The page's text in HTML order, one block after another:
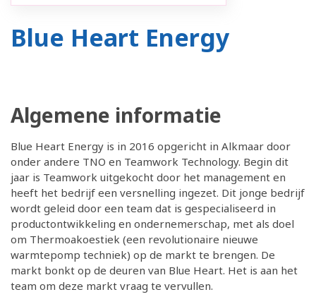
Blue Heart Energy
Algemene informatie
Blue Heart Energy is in 2016 opgericht in Alkmaar door
onder andere TNO en Teamwork Technology. Begin dit
jaar is Teamwork uitgekocht door het management en
heeft het bedrijf een versnelling ingezet. Dit jonge bedrijf
wordt geleid door een team dat is gespecialiseerd in
productontwikkeling en ondernemerschap, met als doel
om Thermoakoestiek (een revolutionaire nieuwe
warmtepomp techniek) op de markt te brengen. De
markt bonkt op de deuren van Blue Heart. Het is aan het
team om deze markt vraag te vervullen.